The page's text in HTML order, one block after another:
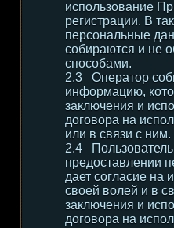
использование
регистрации. В
персональные
собираются и не
способами.
Оператор
информацию,
заключения и
договора на
или в связи с ним.
предоставлении
дает согласие на
своей волей и в
заключения и
договора на